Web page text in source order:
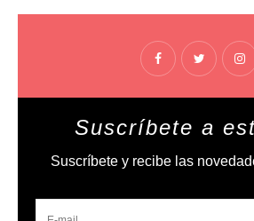
Suscríbete a
Suscríbete y recibe las